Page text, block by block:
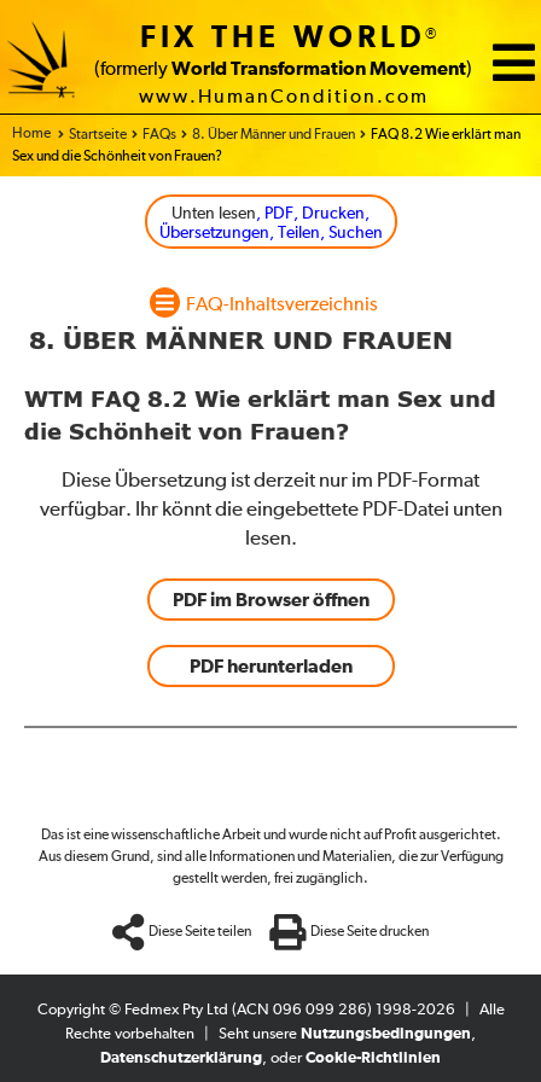
FIX THE WORLD®
(formerly World Transformation Movement)
www.HumanCondition.com
Home Startseite FAQs 8. Über Männer und Frauen
FAQ 8.2 Wie erklärt man
Sex und die Schönheit von Frauen?
Unten lesen, PDF, Drucken,
Übersetzungen, Teilen, Suchen
FAQ-Inhaltsverzeichnis
8. ÜBER MÄNNER UND FRAUEN
WTM FAQ 8.2 Wie erklärt man Sex und
die Schönheit von Frauen?
Diese Übersetzung ist derzeit nur im PDF-Format
verfügbar. Ihr könnt die eingebettete PDF-Datei unten
lesen.
PDF im Browser öffnen
PDF herunterladen
Das ist eine wissenschaftliche Arbeit und wurde nicht auf Profit ausgerichtet.
Aus diesem Grund, sind alle Informationen und Materialien, die zur Verfügung
gestellt werden, frei zugänglich.
Diese Seite teilen Diese Seite drucken
Copyright © Fedmex Pty Ltd (ACN 096 099 286) 1998-2026
Alle
Rechte vorbehalten
Seht unsere Nutzungsbedingungen,
Datenschutzerklärung, oderCookie-Richtlinien